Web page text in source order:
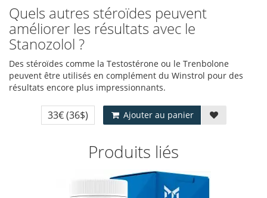
Quels autres stéroïdes peuvent
améliorer les résultats avec le
Stanozolol ?
Des stéroïdes comme la Testostérone ou le Trenbolone
peuvent être utilisés en complément du Winstrol pour des
résultats encore plus impressionnants.
33€(36$) Ajouter au panier
Produits liés